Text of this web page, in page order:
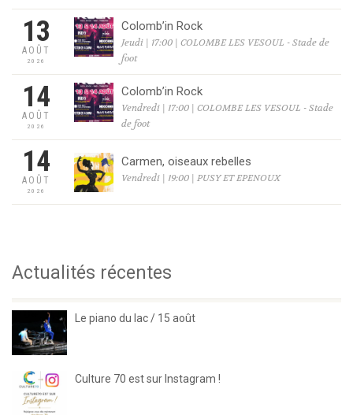
13
AOÛT
2026
Colomb’in Rock
Jeudi | 17:00 | COLOMBE LES VESOUL - Stade de
foot
14
AOÛT
2026
Colomb’in Rock
Vendredi | 17:00 | COLOMBE LES VESOUL - Stade
de foot
14
AOÛT
2026
Carmen, oiseaux rebelles
Vendredi | 19:00 | PUSY ET EPENOUX
Actualités récentes
Le piano du lac / 15 août
Culture 70 est sur Instagram !